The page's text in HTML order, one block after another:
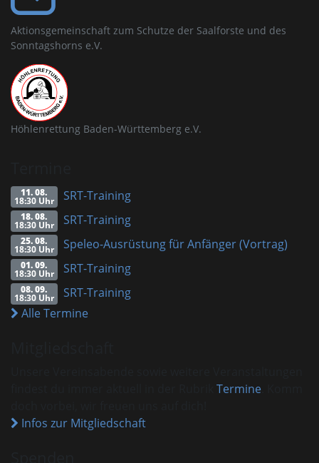
Aktionsgemeinschaft zum Schutze der Saalforste und des
Sonntagshorns e.V.
Höhlenrettung Baden-Württemberg e.V.
11. 08.
18:30 Uhr SRT-Training
18. 08.
18:30 Uhr SRT-Training
25. 08.
18:30 Uhr Speleo-Ausrüstung für Anfänger (Vortrag)
01. 09.
18:30 Uhr SRT-Training
08. 09.
18:30 Uhr
SRT-Training
Alle Termine
Termine
Infos zur Mitgliedschaft